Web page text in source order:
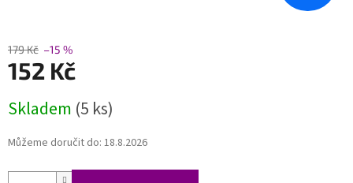
179 Kč –15 %
152 Kč
cena:
Skladem (5 ks)
Můžeme doručit do: 18.8.2026